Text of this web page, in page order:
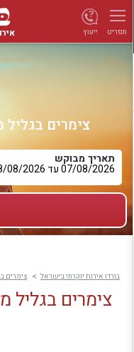
תפריט ייעוץ
צימרים
תאריך מבוקש
בורדו אירוח יוקרתי בישראל צימרים
צימרים בגליל